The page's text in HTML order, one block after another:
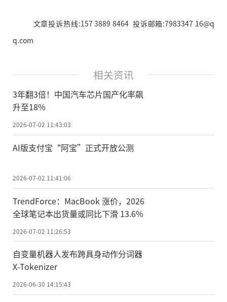
文章投诉热线:157 3889 8464 投诉邮箱:7983347 16@q
q.com
相关资讯
3年翻3倍！中国汽车芯片国产化率飙
升至18%
2026-07-02 11:43:03
AI版支付宝“阿宝”正式开放公测
2026-07-02 11:41:06
TrendForce：MacBook 涨价，2026
全球笔记本出货量或同比下滑 13.6%
2026-07-02 11:26:53
自变量机器人发布跨具身动作分词器
X-Tokenizer
2026-06-30 14:15:43